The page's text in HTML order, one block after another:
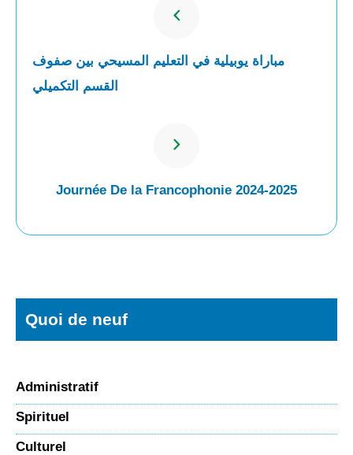
مباراة يوبيلية في التعليم المسيحي بين صفوف
القسم التكميلي
Journée De la Francophonie 2024-2025
Quoi de neuf
Administratif
Spirituel
Culturel